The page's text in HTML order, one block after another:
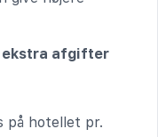
ekstra afgifter
på hotellet pr.